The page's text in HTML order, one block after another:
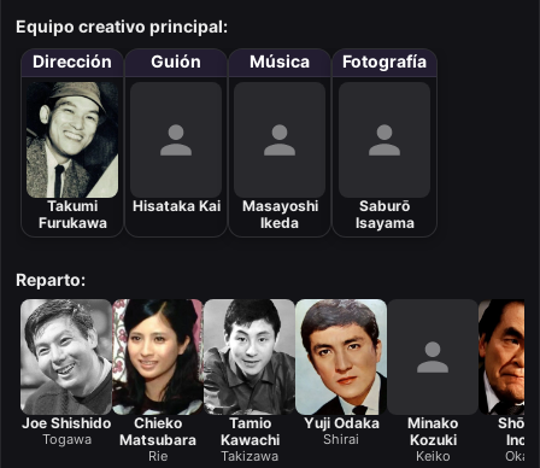
Equipo creativo principal:
Dirección
Takumi
Furukawa
Guión
Hisataka Kai
Música
Masayoshi
Ikeda
Fotografía
Saburō
Isayama
Reparto:
Joe Shishido
Togawa
Chieko
Matsubara
Rie
Tamio
Kawachi
Takizawa
Yuji Odaka
Shirai
Minako
Kozuki
Keiko